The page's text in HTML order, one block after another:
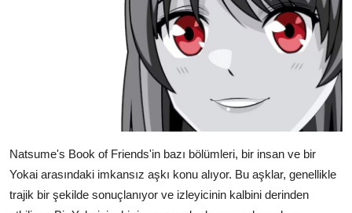
Natsume's Book of Friends'in bazı bölümleri, bir insan ve bir
Yokai arasındaki imkansız aşkı konu alıyor. Bu aşklar, genellikle
trajik bir şekilde sonuçlanıyor ve izleyicinin kalbini derinden